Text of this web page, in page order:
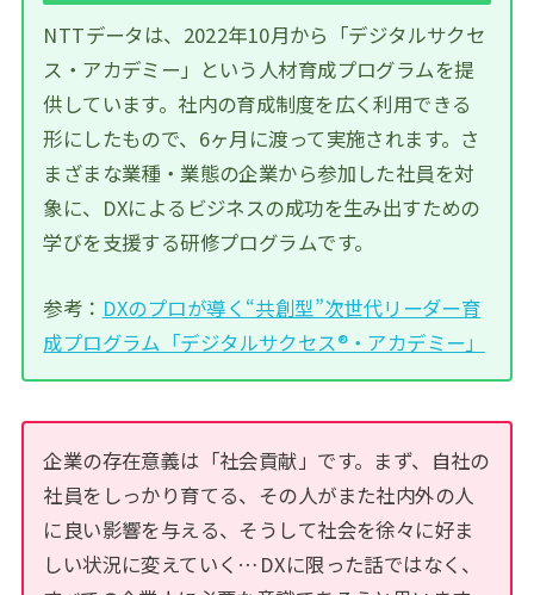
NTTデータは、2022年10月から「デジタルサクセ
ス・アカデミー」という人材育成プログラムを提
供しています。社内の育成制度を広く利用できる
形にしたもので、6ヶ月に渡って実施されます。さ
まざまな業種・業態の企業から参加した社員を対
象に、DXによるビジネスの成功を生み出すための
学びを支援する研修プログラムです。
参考： DXのプロが導く“共創型”次世代リーダー育
成プログラム「デジタルサクセス®・アカデミー」
企業の存在意義は「社会貢献」です。まず、自社の
社員をしっかり育てる、その人がまた社内外の人
に良い影響を与える、そうして社会を徐々に好ま
しい状況に変えていく…DXに限った話ではなく、